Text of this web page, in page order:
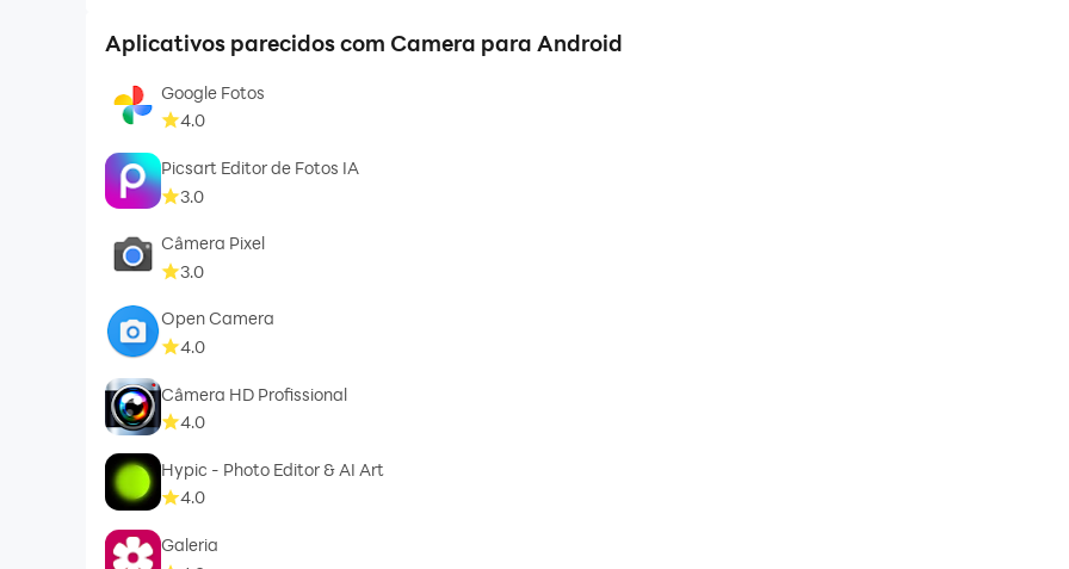
Aplicativos parecidos com Camera para Android
Google Fotos
4.0
Picsart Editor de Fotos IA
3.0
Câmera Pixel
3.0
Open Camera
4.0
Câmera HD Profissional
4.0
Hypic - Photo Editor & AI Art
4.0
Galeria